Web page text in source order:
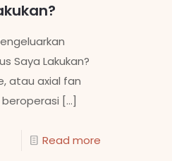
Saya Lakukan?
atau axial fan
[…]
Read more